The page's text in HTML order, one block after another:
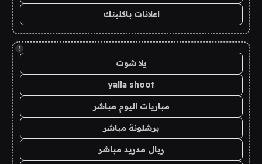
اعلانات باكلينك
!
يلا شوت
yalla shoot
مباريات اليوم مباشر
برشلونة مباشر
ريال مدريد مباشر